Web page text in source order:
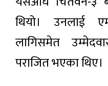
थियो। उनलाई
लागिसमेत
पराजित भएका थिए।